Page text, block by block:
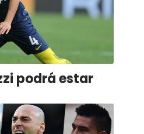
podrá estar